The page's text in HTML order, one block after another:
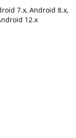
7.x, Android 8.x,
12.x